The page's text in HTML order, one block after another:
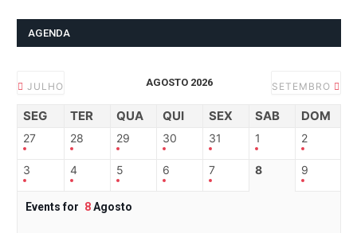
AGENDA
JULHO AGOSTO 2026 SETEMBRO
SEG TER QUA QUI SEX SAB DOM
27 28 29 30 31 1 2
3 4 5 6 7 8 9
Events for 8Agosto